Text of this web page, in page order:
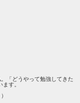
「どうやって勉強してきた
す。